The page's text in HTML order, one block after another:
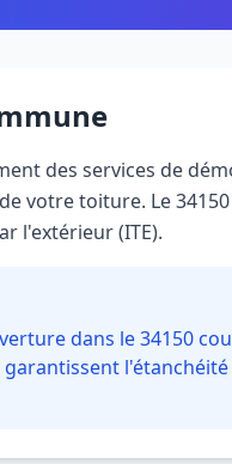
des services de
votre toiture. Le
l'extérieur (ITE).
dans le 34150